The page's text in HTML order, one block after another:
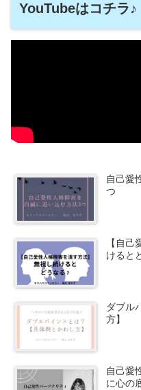
YouTubeはコチラ♪
自己愛
つ
【自
けると
ダブル
方】
自己愛
に心の